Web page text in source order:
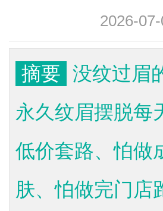
2026-
摘要 没纹过眉
永久纹眉摆脱每
低价套路、怕做
肤、怕做完门